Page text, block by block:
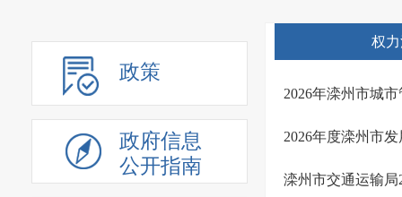
政策
政府信息
公开指南
权
2026年滦州市城
2026年度滦州市
滦州市交通运输